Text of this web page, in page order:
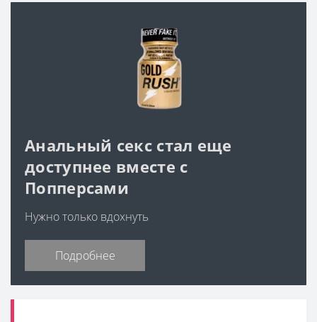
Анальный секс стал еще
доступнее вместе с
Попперсами
Нужно только вдохнуть
Подробнее